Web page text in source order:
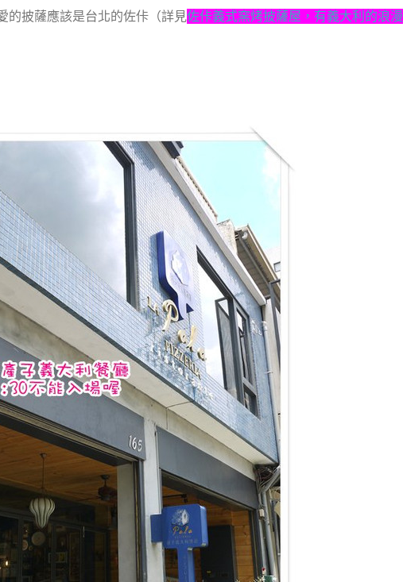
的披薩應該是台北的佐佧（詳見佐佧義式窯烤披薩屋，有義大利的浪漫